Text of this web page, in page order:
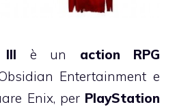
è un action RPG
Entertainment e
Enix, per PlayStation